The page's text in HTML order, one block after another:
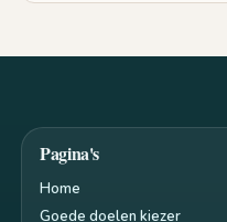
Pagina's
Home
Goede doelen kiezer